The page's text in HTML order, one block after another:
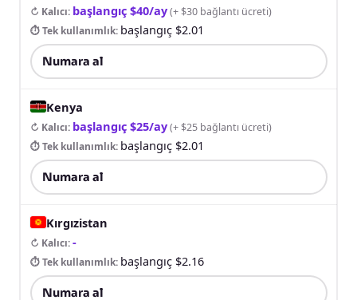
↻ Kalıcı: başlangıç $40/ay(+ $30 bağlantı ücreti)
⏱ Tek kullanımlık: başlangıç $2.01
Numara al
Kenya
↻ Kalıcı: başlangıç $25/ay(+ $25 bağlantı ücreti)
⏱ Tek kullanımlık: başlangıç $2.01
Numara al
Kırgızistan
↻ Kalıcı:-
⏱ Tek kullanımlık: başlangıç $2.16
Numara al